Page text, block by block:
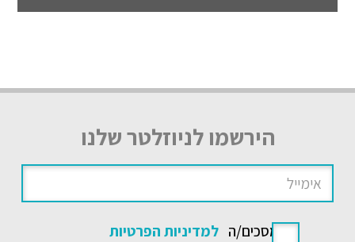
הירשמו לניוזלטר שלנו
אני מסכים/ה למדיניות הפרטיות